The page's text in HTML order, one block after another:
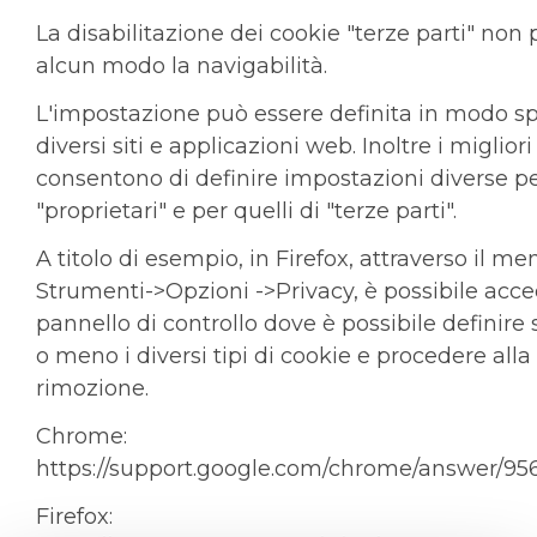
La disabilitazione dei cookie "terze parti" non
alcun modo la navigabilità.
L'impostazione può essere definita in modo
diversi siti e applicazioni web. Inoltre i
consentono di definire impostazioni diverse
"proprietari" e per quelli di "terze parti".
A titolo di esempio, in Firefox, attraverso il
Strumenti->Opzioni ->Privacy, è possibile
pannello di controllo dove è possibile definire
o meno i diversi tipi di cookie e procedere alla
rimozione.
Chrome:
https://support.google.com/chrome/answer/
Firefox: